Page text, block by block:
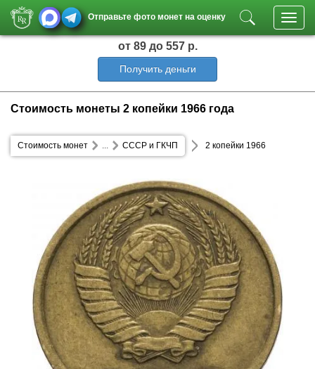
Отправьте фото монет на оценку
от 89 до 557 р.
Получить деньги
Стоимость монеты 2 копейки 1966 года
Стоимость монет СССР и ГКЧП
... 2 копейки 1966